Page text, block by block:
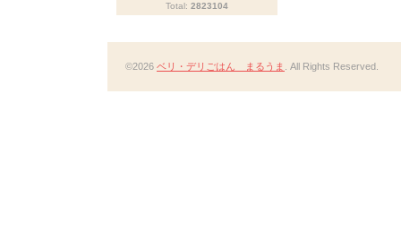
Total: 2823104
©2026 ベリ・デリごはん まるうま . All Rights Reserved.